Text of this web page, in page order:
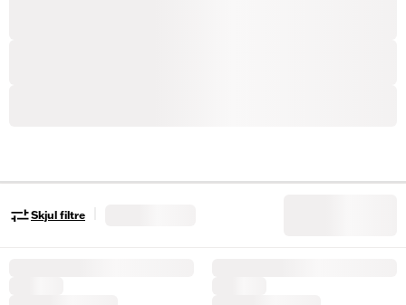
Skjul filtre